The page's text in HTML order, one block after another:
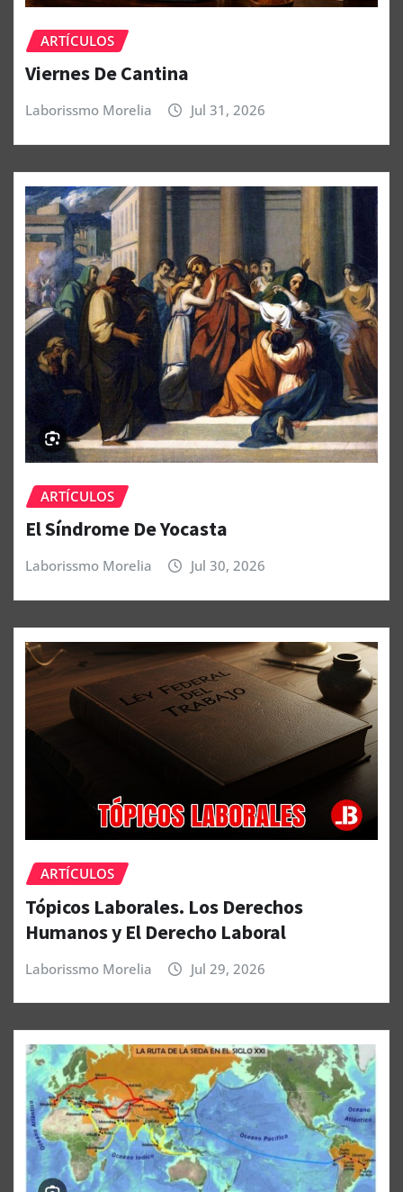
ARTÍCULOS
Viernes De Cantina
Laborissmo Morelia Jul 31, 2026
ARTÍCULOS
El Síndrome De Yocasta
Laborissmo Morelia Jul 30, 2026
ARTÍCULOS
Tópicos Laborales. Los Derechos
Humanos y El Derecho Laboral
Laborissmo Morelia Jul 29, 2026